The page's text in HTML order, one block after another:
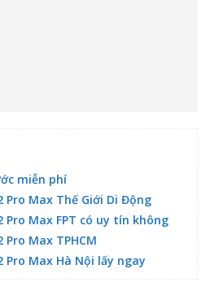
miễn phí
Pro Max Thế Giới Di Động
Pro Max FPT có uy tín không
Max TPHCM
Pro Max Hà Nội lấy ngay